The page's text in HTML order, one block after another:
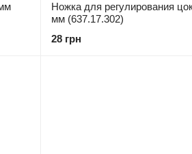
Ножка для регулирования
мм (637.17.302)
28 грн